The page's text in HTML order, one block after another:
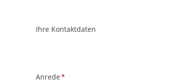
ObjektPlatzhalter
URL
Ihre Kontaktdaten
Pflichtfeld
Anrede*